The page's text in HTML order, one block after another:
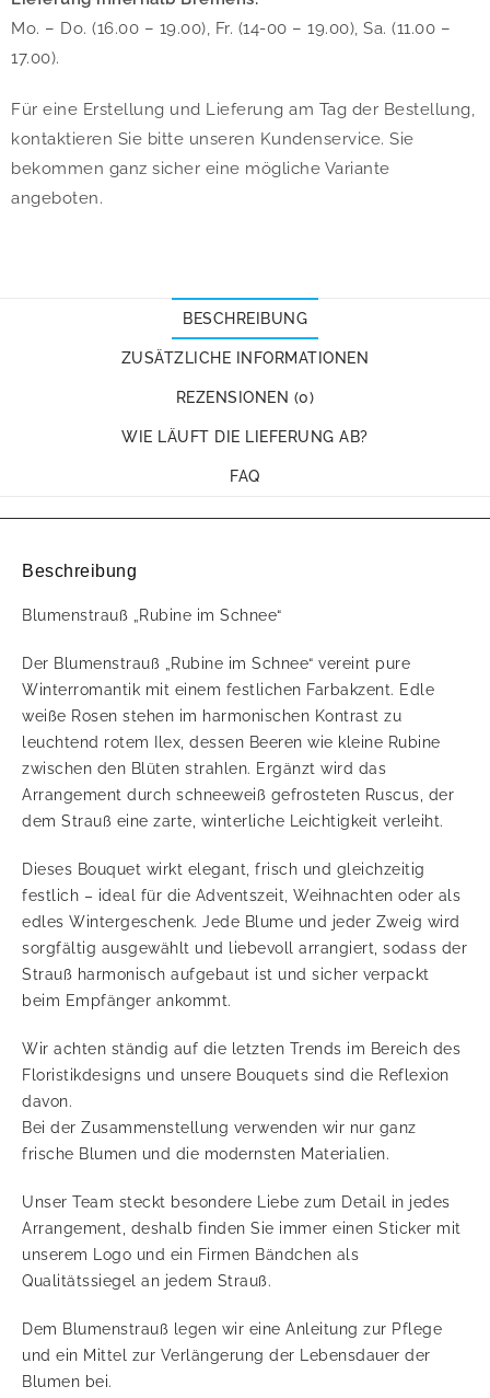
Mo. – Do. (16.00 – 19.00), Fr. (14-00 – 19.00), Sa. (11.00 –
17.00).
Für eine Erstellung und Lieferung am Tag der Bestellung,
kontaktieren Sie bitte unseren Kundenservice. Sie
bekommen ganz sicher eine mögliche Variante
angeboten.
BESCHREIBUNG
ZUSÄTZLICHE INFORMATIONEN
REZENSIONEN (0)
WIE LÄUFT DIE LIEFERUNG AB?
FAQ
Beschreibung
Blumenstrauß „Rubine im Schnee“
Der Blumenstrauß „Rubine im Schnee“ vereint pure
Winterromantik mit einem festlichen Farbakzent. Edle
weiße Rosen stehen im harmonischen Kontrast zu
leuchtend rotem Ilex, dessen Beeren wie kleine Rubine
zwischen den Blüten strahlen. Ergänzt wird das
Arrangement durch schneeweiß gefrosteten Ruscus, der
dem Strauß eine zarte, winterliche Leichtigkeit verleiht.
Dieses Bouquet wirkt elegant, frisch und gleichzeitig
festlich – ideal für die Adventszeit, Weihnachten oder als
edles Wintergeschenk. Jede Blume und jeder Zweig wird
sorgfältig ausgewählt und liebevoll arrangiert, sodass der
Strauß harmonisch aufgebaut ist und sicher verpackt
beim Empfänger ankommt.
Wir achten ständig auf die letzten Trends im Bereich des
Floristikdesigns und unsere Bouquets sind die Reflexion
davon.
Bei der Zusammenstellung verwenden wir nur ganz
frische Blumen und die modernsten Materialien.
Unser Team steckt besondere Liebe zum Detail in jedes
Arrangement, deshalb finden Sie immer einen Sticker mit
unserem Logo und ein Firmen Bändchen als
Qualitätssiegel an jedem Strauß.
Dem Blumenstrauß legen wir eine Anleitung zur Pflege
und ein Mittel zur Verlängerung der Lebensdauer der
Blumen bei.